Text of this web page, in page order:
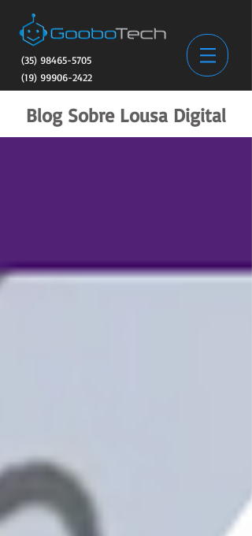
(35) 98465-5705
(19) 99906-2422
Blog Sobre Lousa Digital